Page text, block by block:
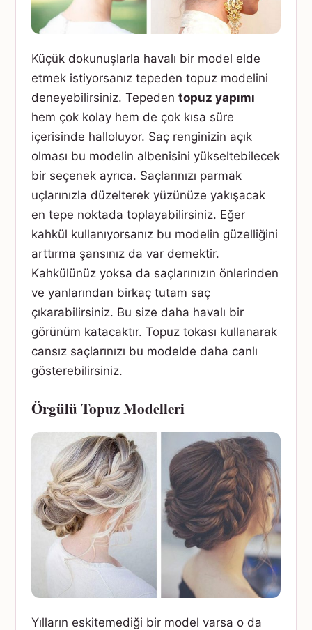
Küçük dokunuşlarla havalı bir model elde
etmek istiyorsanız tepeden topuz modelini
deneyebilirsiniz. Tepeden topuz yapımı
hem çok kolay hem de çok kısa süre
içerisinde halloluyor. Saç renginizin açık
olması bu modelin albenisini yükseltebilecek
bir seçenek ayrıca. Saçlarınızı parmak
uçlarınızla düzelterek yüzünüze yakışacak
en tepe noktada toplayabilirsiniz. Eğer
kahkül kullanıyorsanız bu modelin güzelliğini
arttırma şansınız da var demektir.
Kahkülünüz yoksa da saçlarınızın önlerinden
ve yanlarından birkaç tutam saç
çıkarabilirsiniz. Bu size daha havalı bir
görünüm katacaktır. Topuz tokası kullanarak
cansız saçlarınızı bu modelde daha canlı
gösterebilirsiniz.
Örgülü Topuz Modelleri
Yılların eskitemediği bir model varsa o da